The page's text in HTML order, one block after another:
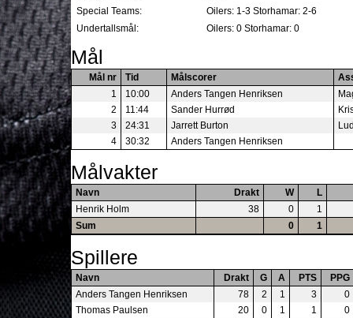
Special Teams:
Oilers: 1-3 Storhamar: 2-6
Undertallsmål:
Oilers: 0 Storhamar: 0
Mål
Mål nr Tid Målscorer
1
10:00 Anders Tangen Henriksen
2
11:44 Sander Hurrød
3
24:31 Jarrett Burton
4
30:32 Anders Tangen Henriksen
Målvakter
Navn Drakt W
L
Henrik Holm
38 0
1
Sum
0 1
Spillere
Navn Drakt G A PTS
PPG
Anders Tangen Henriksen
78 2 1 3
0
Thomas Paulsen
20 0 1 1
0